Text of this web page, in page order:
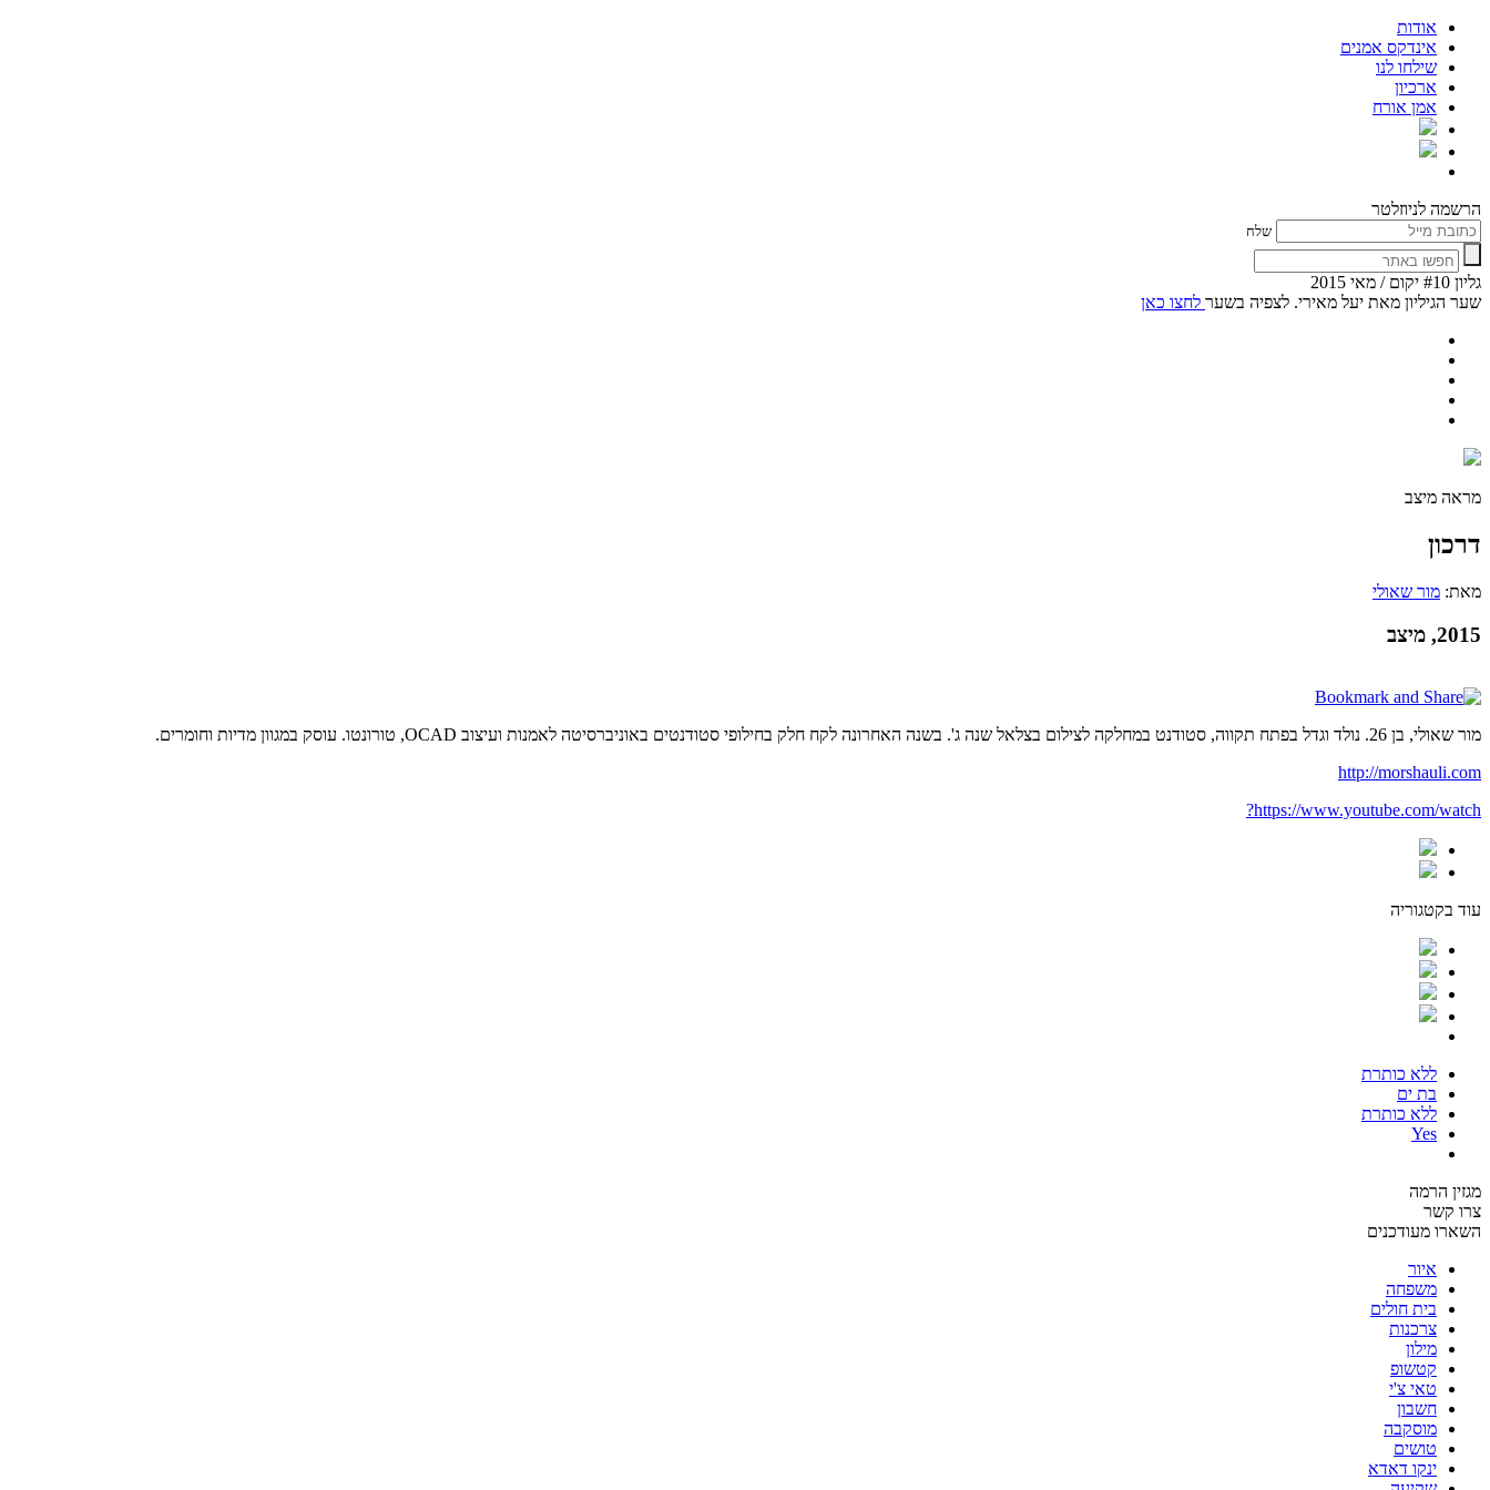
אודות
אינדקס אמנים
שילחו לנו
ארכיון
אמן אורח
הרשמה לניוזלטר
שלח
גליון #10 יקום / מאי 2015
שער הגיליון מאת יעל מאירי. לצפיה בשער לחצו כאן
מראה מיצב
דרכון
מאת: מור שאולי
2015, מיצב
מור שאולי, בן 26. נולד וגדל בפתח תקווה, סטודנט במחלקה לצילום בצלאל שנה ג'. בשנה האחרונה לקח חלק בחילופי סטודנטים באוניברסיטה לאמנות ועיצוב OCAD, טורונטו. עוסק במגוון מדיות וחומרים.
http://morshauli.com
https://www.youtube.com/watch?
עוד בקטגוריה
ללא כותרת
בת ים
ללא כותרת
Yes
מגזין הרמה
צרו קשר
השארו מעודכנים
איור
משפחה
בית חולים
צרכנות
מילון
קטשופ
טאי צ'י
חשבון
מוסקבה
טושים
ינקו דאדא